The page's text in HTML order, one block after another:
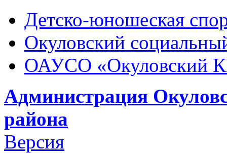
Детско-юношеская
Окуловский
ОАУСО «Окуловский
Администрация
района
Версия